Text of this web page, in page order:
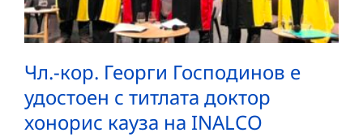
Чл.-кор. Георги Господинов е
удостоен с титлата доктор
хонорис кауза на INALCO